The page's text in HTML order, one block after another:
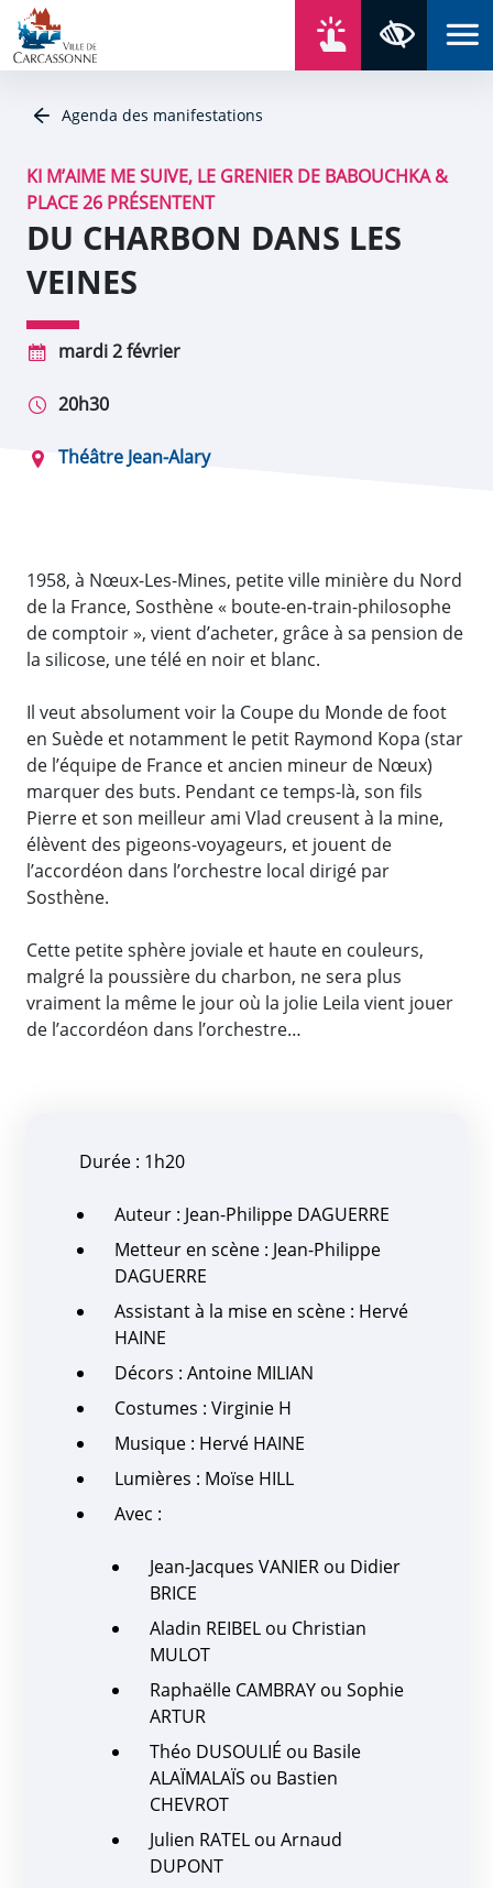
Aller au contenu
Aller au menu
Aller au plan du site
Aller à la recherche
Agenda des manifestations
KI M’AIME ME SUIVE, LE GRENIER DE BABOUCHKA &
PLACE 26 PRÉSENTENT
DU CHARBON DANS LES
VEINES
mardi 2 février
20h30
Théâtre Jean-Alary
1958, à Nœux-Les-Mines, petite ville minière du Nord
de la France, Sosthène « boute-en-train-philosophe
de comptoir », vient d’acheter, grâce à sa pension de
la silicose, une télé en noir et blanc.
Il veut absolument voir la Coupe du Monde de foot
en Suède et notamment le petit Raymond Kopa (star
de l’équipe de France et ancien mineur de Nœux)
marquer des buts. Pendant ce temps-là, son fils
Pierre et son meilleur ami Vlad creusent à la mine,
élèvent des pigeons-voyageurs, et jouent de
l’accordéon dans l’orchestre local dirigé par
Sosthène.
Cette petite sphère joviale et haute en couleurs,
malgré la poussière du charbon, ne sera plus
vraiment la même le jour où la jolie Leila vient jouer
de l’accordéon dans l’orchestre…
Durée : 1h20
Auteur : Jean-Philippe DAGUERRE
Metteur en scène : Jean-Philippe
DAGUERRE
Assistant à la mise en scène : Hervé
HAINE
Décors : Antoine MILIAN
Costumes : Virginie H
Musique : Hervé HAINE
Lumières : Moïse HILL
Avec :
Jean-Jacques VANIER ou Didier
BRICE
Aladin REIBEL ou Christian
MULOT
Raphaëlle CAMBRAY ou Sophie
ARTUR
Théo DUSOULIÉ ou Basile
ALAÏMALAÏS ou Bastien
CHEVROT
Julien RATEL ou Arnaud
DUPONT
Panneau de gestion des cookies